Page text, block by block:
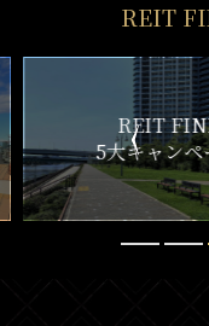
REIT
ン